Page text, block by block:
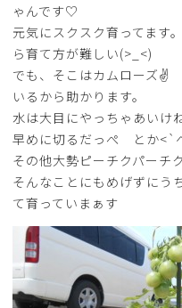
ゃんです♡
元気にスクスク育ってま
ら育て方が難しい(>_<)
でも、そこはカムローズ✌
いるから助かります。
水は大目にやっちゃあい
早めに切るだっぺ とか<`
その他大勢ピーチクパーチ
そんなことにもめげずにう
て育っていまぁす